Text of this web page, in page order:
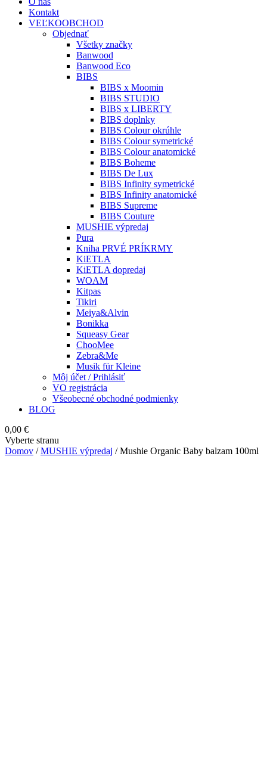
Kontakt
VEĽKOOBCHOD
Objednať
Všetky značky
Banwood
Banwood Eco
BIBS
BIBS x Moomin
BIBS STUDIO
BIBS x LIBERTY
BIBS doplnky
BIBS Colour okrúhle
BIBS Colour symetrické
BIBS Colour anatomické
BIBS Boheme
BIBS De Lux
BIBS Infinity symetrické
BIBS Infinity anatomické
BIBS Supreme
BIBS Couture
MUSHIE výpredaj
Pura
Kniha PRVÉ PRÍKRMY
KiETLA
KiETLA dopredaj
WOAM
Kitpas
Tikiri
Meiya&Alvin
Bonikka
Squeasy Gear
ChooMee
Zebra&Me
Musik für Kleine
Môj účet / Prihlásiť
VO registrácia
Všeobecné obchodné podmienky
BLOG
0,00 €
Vyberte stranu
Domov /MUSHIE výpredaj / Mushie Organic Baby balzam 100ml